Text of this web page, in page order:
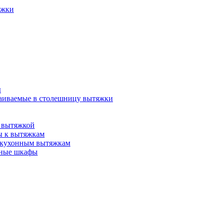
в столешницу вытяжки
к вытяжкам
вытяжкам
шкафы